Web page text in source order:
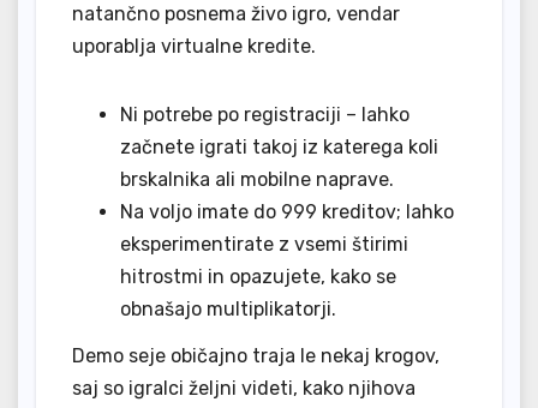
natančno posnema živo igro, vendar
uporablja virtualne kredite.
Ni potrebe po registraciji – lahko
začnete igrati takoj iz katerega koli
brskalnika ali mobilne naprave.
Na voljo imate do 999 kreditov; lahko
eksperimentirate z vsemi štirimi
hitrostmi in opazujete, kako se
obnašajo multiplikatorji.
Demo seje običajno traja le nekaj krogov,
saj so igralci željni videti, kako njihova